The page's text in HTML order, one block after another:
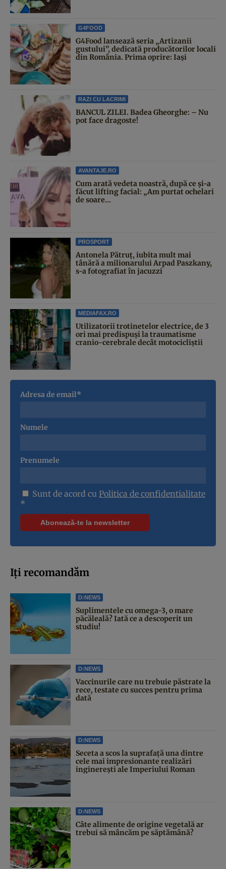
G4FOOD
G4Food lansează seria „Artizanii
gustului”, dedicată producătorilor locali
din România. Prima oprire: Iași
RAZI CU LACRIMI
BANCUL ZILEI. Badea Gheorghe: – Nu
pot face dragoste!
AVANTAJE.RO
Cum arată vedeta noastră, după ce și-a
făcut lifting facial: „Am purtat ochelari
de soare...
PROSPORT
Antonela Pătruț, iubita mult mai
tânără a milionarului Arpad Paszkany,
s-a fotografiat în jacuzzi
MEDIAFAX.RO
Utilizatorii trotinetelor electrice, de 3
ori mai predispuși la traumatisme
cranio-cerebrale decât motocicliștii
Adresa de email*
Numele
Prenumele
Sunt de acord cu Politica de confidentialitate
*
Iți recomandăm
D:NEWS
Suplimentele cu omega-3, o mare
păcăleală? Iată ce a descoperit un
studiu!
D:NEWS
Vaccinurile care nu trebuie păstrate la
rece, testate cu succes pentru prima
dată
D:NEWS
Seceta a scos la suprafață una dintre
cele mai impresionante realizări
inginerești ale Imperiului Roman
D:NEWS
Câte alimente de origine vegetală ar
trebui să mâncăm pe săptămână?